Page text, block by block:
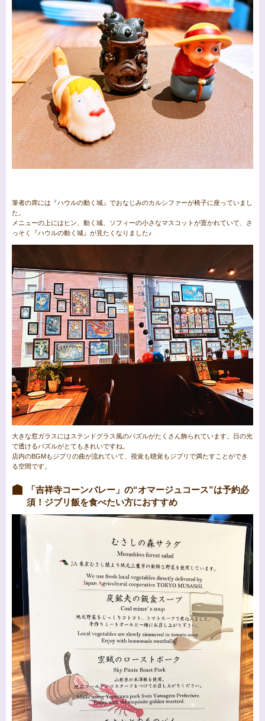
筆者の席には『ハウルの動く城』でおなじみのカルシファーが椅子に座っていまし
た。
メニューの上にはヒン、動く城、ソフィーの小さなマスコットが置かれていて、さ
っそく『ハウルの動く城』が見たくなりました♪
大きな窓ガラスにはステンドグラス風のパズルがたくさん飾られています。日の光
で透けるパズルがとてもきれいですね。
店内のBGMもジブリの曲が流れていて、視覚も聴覚もジブリで満たすことができ
る空間です。
「吉祥寺コーンバレー」の“オマージュコース”は予約必
須！ジブリ飯を食べたい方におすすめ